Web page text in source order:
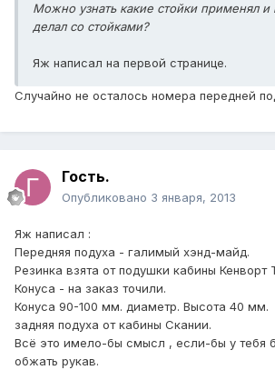
Можно узнать какие стойки применял
делал со стойками?
Яж написал на первой странице.
Случайно не осталось номера передней
Гость.
Опубликовано 3 января, 2013
Яж написал :
Передняя подуха - галимый хэнд-майд.
Резинка взята от подушки кабины Кенворт
Конуса - на заказ точили.
Конуса 90-100 мм. диаметр. Высота 40 мм.
задняя подуха от кабины Скании.
Всё это имело-бы смысл , если-бы у тебя
обжать рукав.